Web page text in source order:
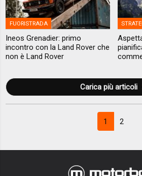
FUORISTRADA
Ineos Grenadier: primo
incontro con la Land Rover che
non è Land Rover
Carica più articoli
1 2